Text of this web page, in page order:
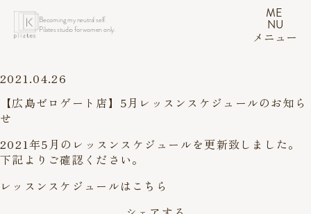
Becoming my neutral self.
Pilates studio for women only.
ME
NU
メニュー
2021.04.26
【広島ゼロゲート店】5月レッスンスケジュールのお知ら
せ
2021年5月のレッスンスケジュールを更新致しました。
下記よりご確認ください。
レッスンスケジュールはこちら